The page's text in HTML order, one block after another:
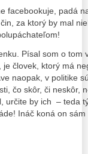
facebookuje, padá
za ktorý by mal
Písal som o tom
je človek, ktorý má
naopak, v politike
čo skôr, či neskôr,
určite by ich – teda
Ináč koná on